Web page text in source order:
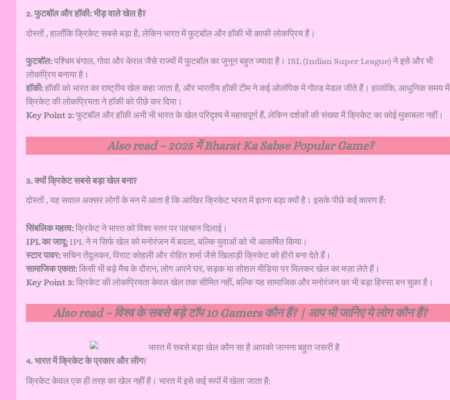
2. फुटबॉल और हॉकी: भीड़ वाले खेल है?
दोस्तों , हालाँकि क्रिकेट सबसे बड़ा है, लेकिन भारत में फुटबॉल और हॉकी भी काफी लोकप्रिय हैं।
फुटबॉल:पश्चिम बंगाल, गोवा और केरल जैसे राज्यों में फुटबॉल का जुनून बहुत ज्यादा है। ISL (Indian Super League) ने इसे और भी
लोकप्रिय बनाया है।
हॉकी:हॉकी को भारत का राष्ट्रीय खेल कहा जाता है, और भारतीय हॉकी टीम ने कई ओलंपिक में गोल्ड मेडल जीते हैं। हालांकि, आधुनिक समय में
क्रिकेट की लोकप्रियता ने हॉकी को पीछे कर दिया।
Key Point 2:फुटबॉल और हॉकी अभी भी भारत के खेल परिदृश्य में महत्वपूर्ण हैं, लेकिन दर्शकों की संख्या में क्रिकेट का कोई मुकाबला नहीं।
Also read –2025 में Bharat Ka Sabse Popular Game?
3. क्यों क्रिकेट सबसे बड़ा खेल बना?
दोस्तों , यह सवाल अक्सर लोगों के मन में आता है कि आखिर क्रिकेट भारत में इतना बड़ा क्यों है। इसके पीछे कई कारण हैं:
सिंबलिक महत्व:क्रिकेट ने भारत को विश्व स्तर पर पहचान दिलाई।
IPL का जादू: IPL ने न सिर्फ खेल को मनोरंजन में बदला, बल्कि युवाओं को भी आकर्षित किया।
स्टार पावर:सचिन तेंदुलकर, विराट कोहली और रोहित शर्मा जैसे खिलाड़ी क्रिकेट को हीरो बना देते हैं।
सामाजिक एकता:किसी भी बड़े मैच के दौरान, लोग अपने घर, सड़क या सोशल मीडिया पर मिलकर खेल का मज़ा लेते हैं।
Key Point 3:क्रिकेट की लोकप्रियता केवल खेल तक सीमित नहीं, बल्कि यह सामाजिक और मनोरंजन का भी बड़ा हिस्सा बन चुका है।
Also read –विश्व के सबसे बड़े टॉप 10 Gamers कौन हैं? | आप भी जानिए ये लोग कौन हैं?
4. भारत में क्रिकेट के प्रकार और लीग?
क्रिकेट केवल एक ही तरह का खेल नहीं है। भारत में इसे कई रूपों में खेला जाता है: